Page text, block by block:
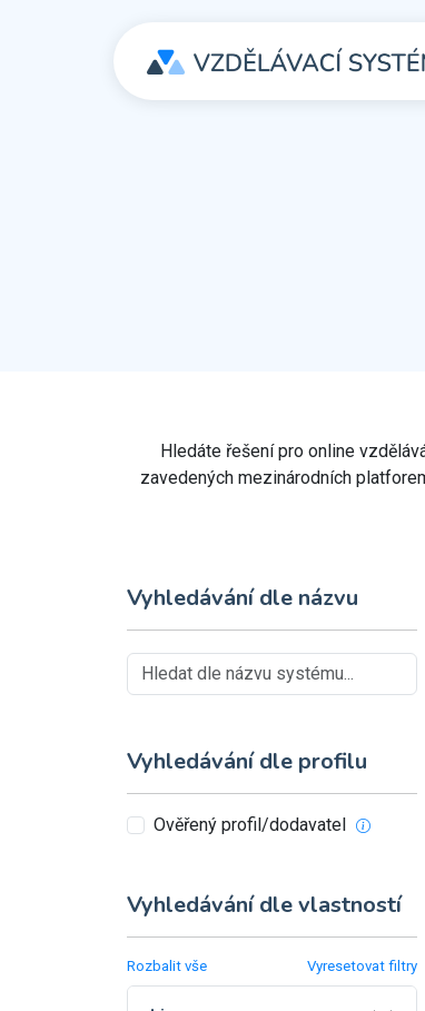
Hledáte řešení pro online
zavedených mezinárodních
Vyhledávání dle názvu
Vyhledávání dle profilu
Ověřený profil/dodavatel
Vyhledávání dle vlastností
Rozbalit vše Vyresetovat filtry